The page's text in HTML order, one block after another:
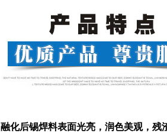
融化后锡焊料表面光亮，润色美观，残